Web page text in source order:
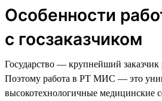
Особенности
с госзаказчиком
Государство — крупнейший заказчик
Поэтому работа в РТ МИС — это
высокотехнологичные медицинские